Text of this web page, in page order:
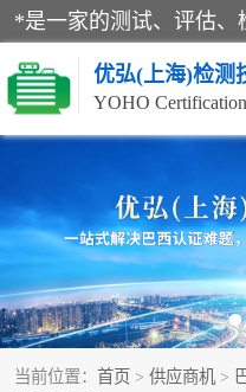
优弘(上海)检测
YOHO Certification
当前位置： 首页 > 供应商机 >
RECYCLASS认证
NR12认证
ART认证
巴西认证